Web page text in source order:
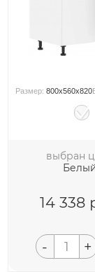
Размер:800x560x820
выбран
14 338
- +